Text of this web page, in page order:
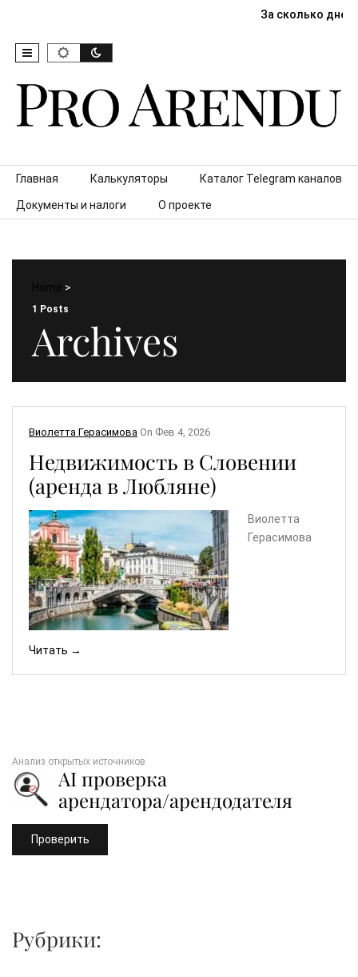
За сколько дней
Skip to content
Главная Калькуляторы Каталог Telegram каналов
Документы и налоги О проекте
Home >
1 Posts
Archives
Виолетта Герасимова On Фев 4, 2026
Недвижимость в Словении
(аренда в Любляне)
Виолетта
Герасимова
Читать →
Анализ открытых источников
AI проверка
арендатора/арендодателя
Проверить
Рубрики: